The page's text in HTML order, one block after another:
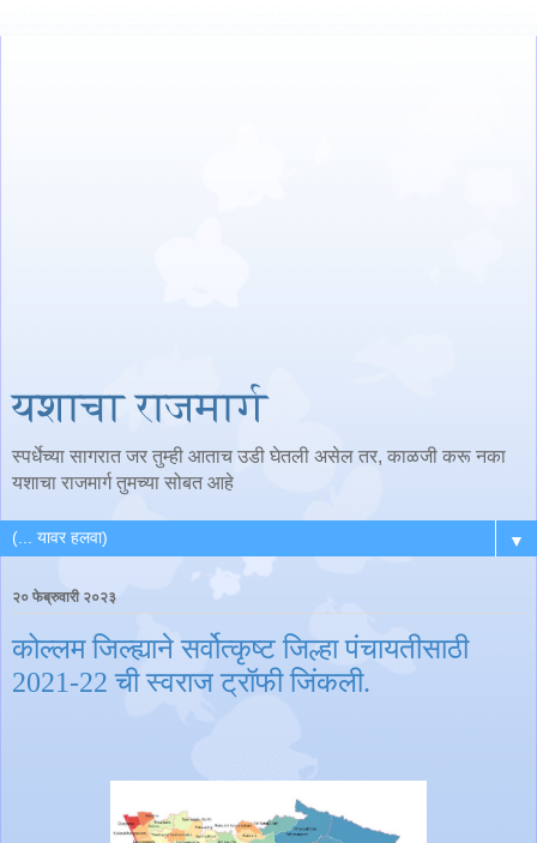
यशाचा राजमार्ग
स्पर्धेच्या सागरात जर तुम्ही आताच उडी घेतली असेल तर, काळजी करू नका
यशाचा राजमार्ग तुमच्या सोबत आहे
▼
२० फेब्रुवारी २०२३
कोल्लम जिल्ह्याने सर्वोत्कृष्ट जिल्हा पंचायतीसाठी
2021-22 ची स्वराज ट्रॉफी जिंकली.